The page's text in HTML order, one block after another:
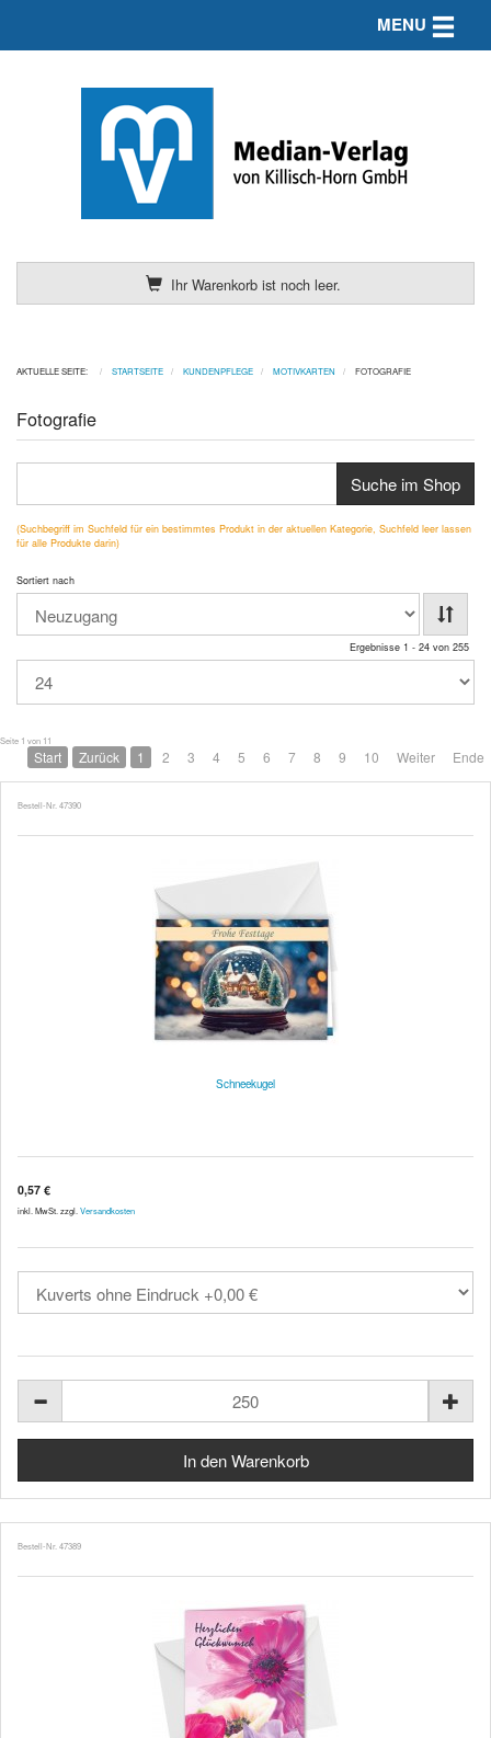
Ihr Warenkorb ist noch leer.
MENU Toggle
AKTUELLE SEITE: STARTSEITE KUNDENPFLEGE MOTIVKARTEN FOTOGRAFIE
Fotografie
Suche im Shop
(Suchbegriff im Suchfeld für ein bestimmtes Produkt in der aktuellen Kategorie, Suchfeld leer lassen
für alle Produkte darin)
Sortiert nach
Ergebnisse 1 - 24 von 255
Seite 1 von 11
Start Zurück 1 2 3 4 5 6 7 8 9 10 Weiter Ende
Bestell-Nr. 47390
Schneekugel
0,57 €
inkl. MwSt. zzgl. Versandkosten
Bestell-Nr. 47389